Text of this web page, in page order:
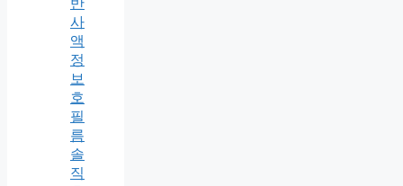
반
사
액
정
보
호
필
름
솔
직